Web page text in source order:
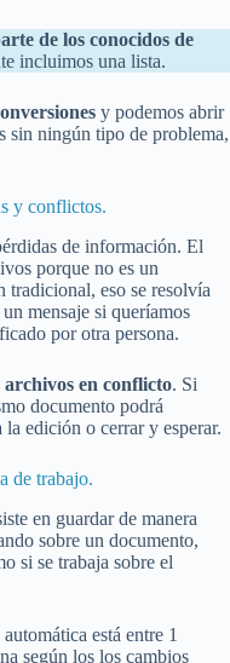
de los conocidos de
incluimos una lista.
y podemos abrir
sin ningún tipo de problema,
y conflictos.
de información. El
porque no es un
tradicional, eso se resolvía
mensaje si queríamos
por otra persona.
en conflicto. Si
documento podrá
edición o cerrar y esperar.
de trabajo.
en guardar de manera
sobre un documento,
si se trabaja sobre el
está entre 1
según los los cambios